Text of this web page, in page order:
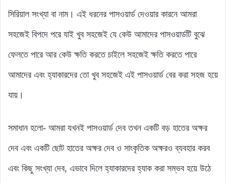
সিরিয়াল সংখ্যা বা নাম। এই ধরনের পাসওয়ার্ড দেওয়ার কারনে আমরা
সহজেই বিপদে পরে যাই খুব সহজেই যে কেউ আমাদের পাসওয়ার্ডটি বুঝে
ফেলতে পারে আর কেউ ক্ষতি করতে চাইলে সহজেই ক্ষতি করতে পারে
আমাদের এবং হ্যাকারদের তো খুব সহজেই এই পাসওয়ার্ড বের করা সহজ হয়ে
যায়।
সমাধান হলো- আমরা যখনই পাসওয়ার্ড দেব তখন একটি বড় হাতের অক্ষর
দেব এবং একটি ছোট হাতের অক্ষর দেব ও সাংকৃতিক অক্ষরও ব্যবহার করব
এবং কিছু সংখ্যা দেব, এভাবে দিলে হ্যাকারদের হ্যাক করা সম্ভব হয়ে উঠে